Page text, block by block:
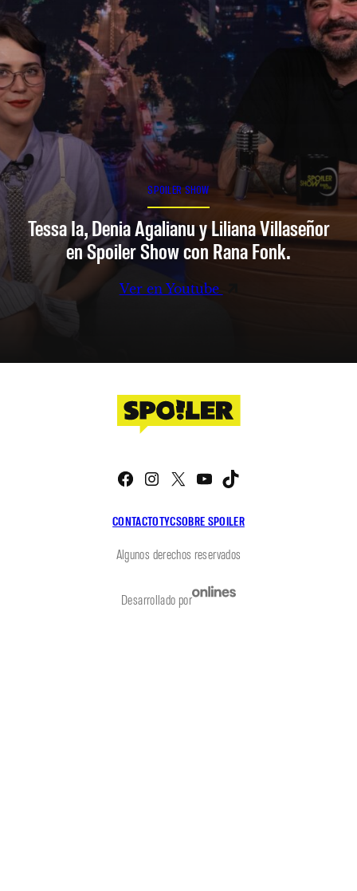
SPOILER SHOW
Tessa Ia, Denia Agalianu y Liliana Villaseñor
en Spoiler Show con Rana Fonk.
Ver en Youtube
CONTACTOTYCSOBRE SPOILER
Facebook
Instagram
X YouTube
Algunos derechos reservados
Desarrollado por